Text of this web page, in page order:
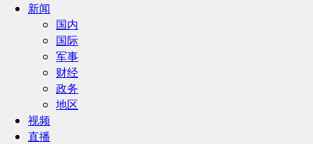
新闻
国内
国际
军事
财经
政务
地区
视频
直播